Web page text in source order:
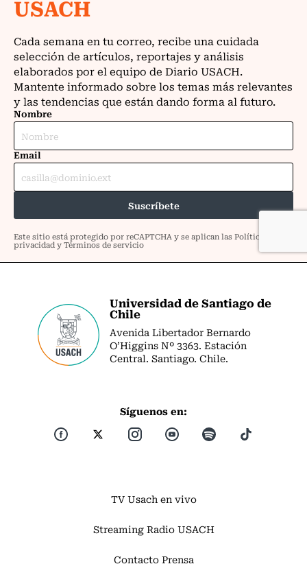
Universidad de Santiago de
Chile
Avenida Libertador Bernardo
O’Higgins Nº 3363. Estación
Central. Santiago. Chile.
Síguenos en:
TV Usach en vivo
Streaming Radio USACH
Contacto Prensa